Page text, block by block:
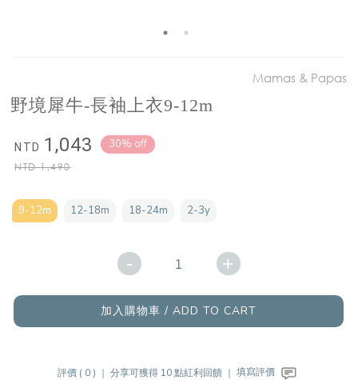
Mamas & Papas
野境犀牛-長袖上衣9-12m
NTD 1,043
NTD1,490
30% off
9-12m 12-18m 18-24m 2-3y
- +
加入購物車 / ADD TO CART
評價 ( 0 ) ｜分享可獲得 10 點紅利回饋 ｜填寫評價